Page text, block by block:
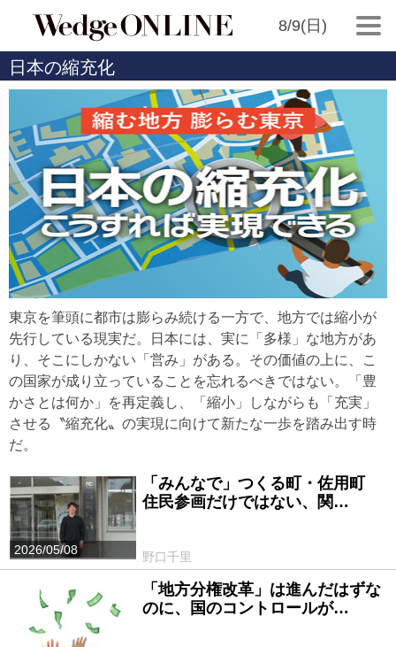
8/9(日)
日本の縮充化
東京を筆頭に都市は膨らみ続ける一方で、地方では縮小が
先行している現実だ。日本には、実に「多様」な地方があ
り、そこにしかない「営み」がある。その価値の上に、こ
の国家が成り立っていることを忘れるべきではない。「豊
かさとは何か」を再定義し、「縮小」しながらも「充実」
させる〝縮充化〟の実現に向けて新たな一歩を踏み出す時
だ。
2026/05/08
「みんなで」つくる町・佐用町
住民参画だけではない、関…
野口千里
「地方分権改革」は進んだはずな
のに、国のコントロールが…